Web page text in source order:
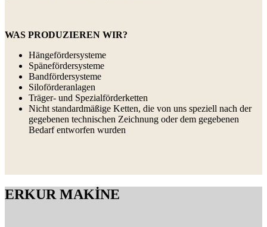
WAS PRODUZIEREN WIR?
Hängefördersysteme
Spänefördersysteme
Bandfördersysteme
Siloförderanlagen
Träger- und Spezialförderketten
Nicht standardmäßige Ketten, die von uns speziell nach der
gegebenen technischen Zeichnung oder dem gegebenen
Bedarf entworfen wurden
ERKUR MAKİNE